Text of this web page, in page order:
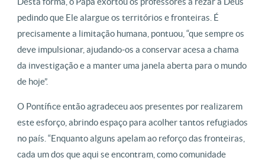
pedindo que Ele alargue os territórios e fronteiras. É
precisamente a limitação humana, pontuou, “que sempre os
deve impulsionar, ajudando-os a conservar acesa a chama
da investigação e a manter uma janela aberta para o mundo
de hoje”.
O Pontífice então agradeceu aos presentes por realizarem
este esforço, abrindo espaço para acolher tantos refugiados
no país. “Enquanto alguns apelam ao reforço das fronteiras,
cada um dos que aqui se encontram, como comunidade